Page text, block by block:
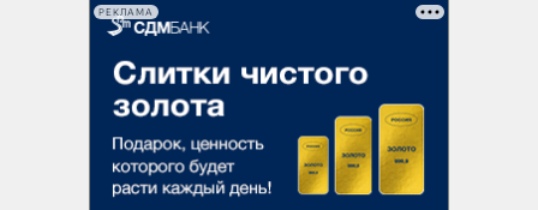
РЕКЛАМА